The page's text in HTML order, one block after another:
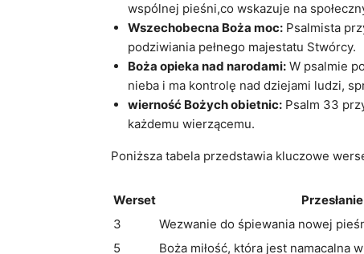
wspólnej pieśni,co wskazuje na
Wszechobecna Boża moc: Psalmista
podziwiania pełnego majestatu Stwórcy.
Boża opieka nad narodami: W psalmie
nieba i ma kontrolę nad dziejami ludzi,
wierność Bożych obietnic: Psalm 33
każdemu wierzącemu.
Poniższa tabela przedstawia kluczowe
Werset
Przesłanie
3
Wezwanie do śpiewania nowej
5
Boża miłość, która jest namacalna